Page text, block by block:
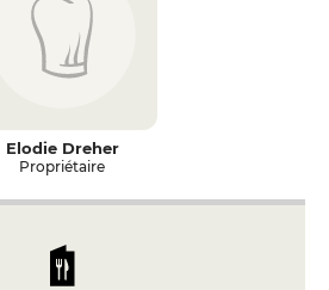
Elodie Dreher
Propriétaire